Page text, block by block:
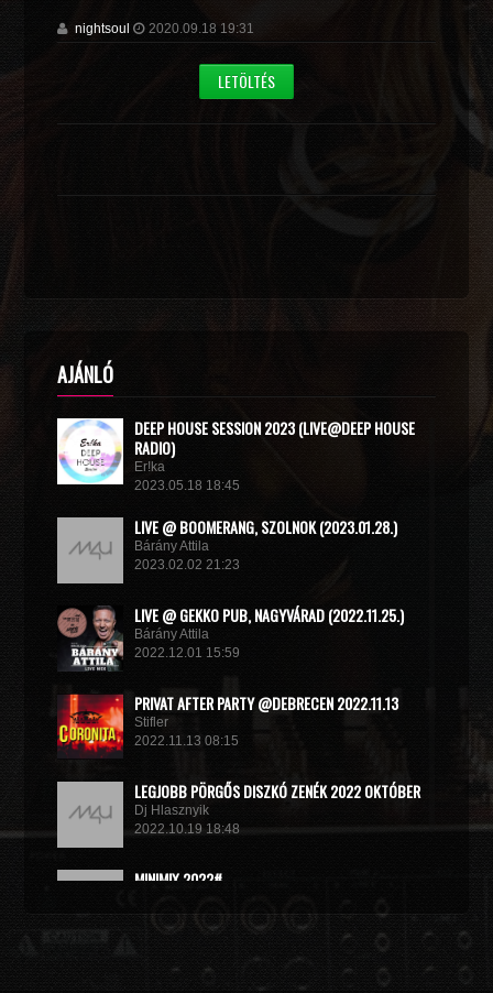
nightsoul 2020.09.18 19:31
LETÖLTÉS
AJÁNLÓ
DEEP HOUSE SESSION 2023 (LIVE@DEEP HOUSE
RADIO)
Er!ka
2023.05.18 18:45
LIVE @ BOOMERANG, SZOLNOK (2023.01.28.)
Bárány Attila
2023.02.02 21:23
LIVE @ GEKKO PUB, NAGYVÁRAD (2022.11.25.)
Bárány Attila
2022.12.01 15:59
PRIVAT AFTER PARTY @DEBRECEN 2022.11.13
Stifler
2022.11.13 08:15
LEGJOBB PÖRGŐS DISZKÓ ZENÉK 2022 OKTÓBER
Dj Hlasznyik
2022.10.19 18:48
MINIMIX 2022#
2022.09.02 10:40